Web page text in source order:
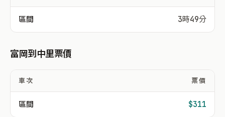
區間 3時49分
富岡到中里票價
車次 票價
區間 $311